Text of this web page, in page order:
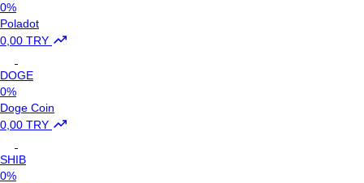
0%
Poladot
0,00 TRY
DOGE
0%
Doge Coin
0,00 TRY
SHIB
0%